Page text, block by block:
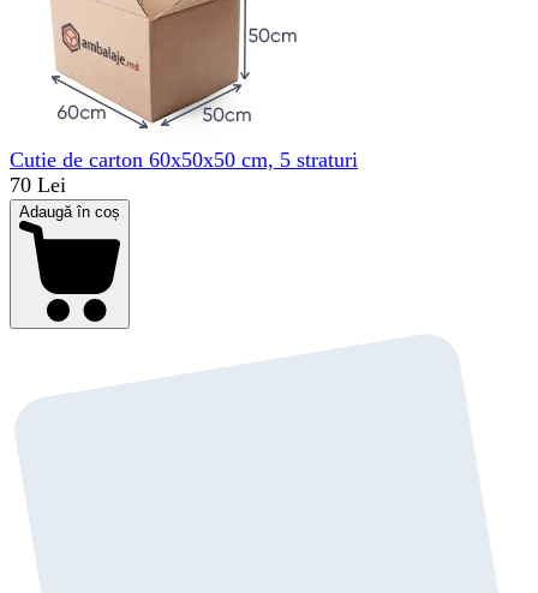
Cutie de carton 60x50x50 cm, 5 straturi
70 Lei
Adaugă în coș